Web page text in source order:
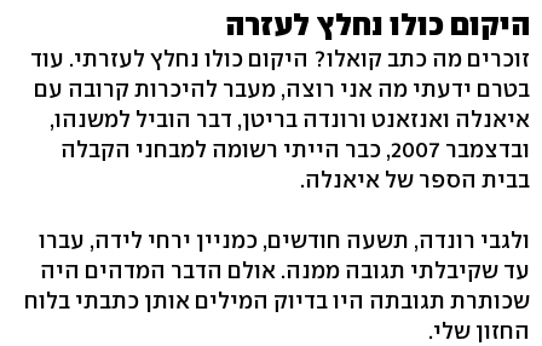
היקום כולו נחלץ לעזרה
זוכרים מה כתב קואלו? היקום כולו נחלץ לעזרתי. עוד
בטרם ידעתי מה אני רוצה, מעבר להיכרות קרובה עם
איאנלה ואנזאנט ורונדה בריטן, דבר הוביל למשנהו,
ובדצמבר 2007, כבר הייתי רשומה למבחני הקבלה
בבית הספר של איאנלה.
ולגבי רונדה, תשעה חודשים, כמניין ירחי לידה, עברו
עד שקיבלתי תגובה ממנה. אולם הדבר המדהים היה
שכותרת תגובתה היו בדיוק המילים אותן כתבתי בלוח
החזון שלי.